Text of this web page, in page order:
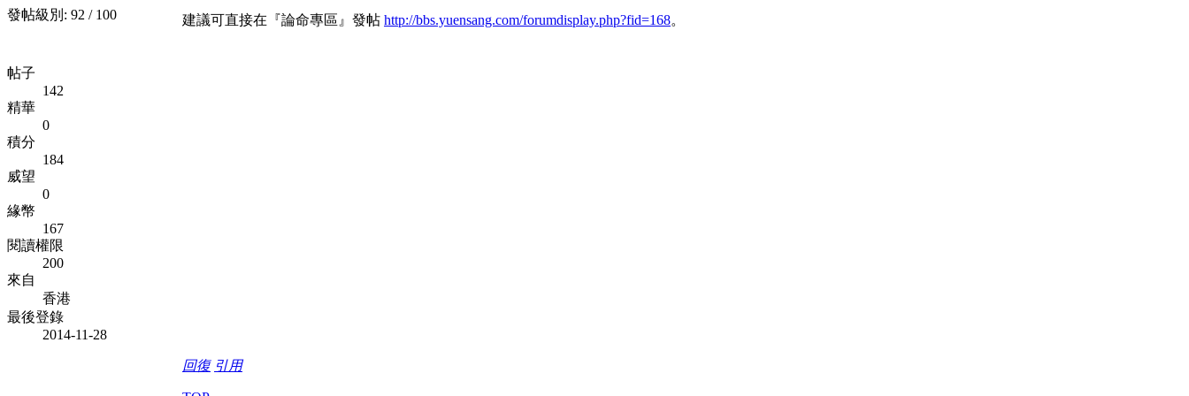
發帖級別: 92 / 100
帖子
142
精華
0
積分
184
威望
0
緣幣
167
閱讀權限
200
來自
香港
最後登錄
2014-11-28
建議可直接在『論命專區』發帖 http://bbs.yuensang.com/forumdisplay.php?fid=168。
回復 引用